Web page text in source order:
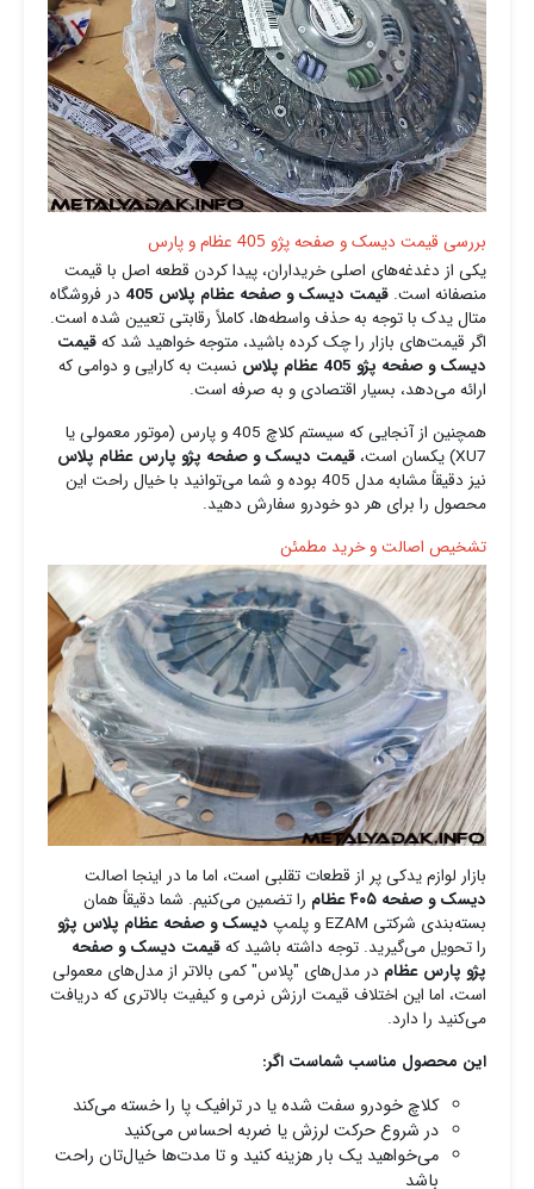
بررسی قیمت دیسک و صفحه پژو 405 عظام و پارس
یکی از دغدغه‌های اصلی خریداران، پیدا کردن قطعه اصل با قیمت
منصفانه است. قیمت دیسک و صفحه عظام پلاس 405
در فروشگاه
متال یدک با توجه به حذف واسطه‌ها، کاملاً رقابتی تعیین شده است.
اگر قیمت‌های بازار را چک کرده باشید، متوجه خواهید شد کهقیمت
دیسک و صفحه پژو 405 عظام پلاس
نسبت به کارایی و دوامی که
ارائه می‌دهد، بسیار اقتصادی و به‌ صرفه است.
همچنین از آنجایی که سیستم کلاچ 405 و پارس (موتور معمولی یا
XU7) یکسان است،
قیمت دیسک و صفحه پژو پارس عظام پلاس
نیز دقیقاً مشابه مدل 405 بوده و شما می‌توانید با خیال راحت این
محصول را برای هر دو خودرو سفارش دهید.
تشخیص اصالت و خرید مطمئن
بازار لوازم یدکی پر از قطعات تقلبی است، اما ما در اینجا اصالت
دیسک و صفحه ۴۰۵ عظام
را تضمین می‌کنیم. شما دقیقاً همان
بسته‌بندی شرکتی EZAM و پلمپ
دیسک و صفحه عظام پلاس پژو
را تحویل می‌گیرید. توجه داشته باشید کهقیمت دیسک و صفحه
پژو پارس عظام در مدل‌های "پلاس" کمی بالاتر از مدل‌های معمولی
است، اما این اختلاف قیمت ارزش نرمی و کیفیت بالاتری که دریافت
می‌کنید را دارد.
این محصول مناسب شماست اگر:
کلاچ خودرو سفت شده یا در ترافیک پا را خسته می‌کند
در شروع حرکت لرزش یا ضربه احساس می‌کنید
می‌خواهید یک بار هزینه کنید و تا مدت‌ها خیال‌تان راحت
باشد